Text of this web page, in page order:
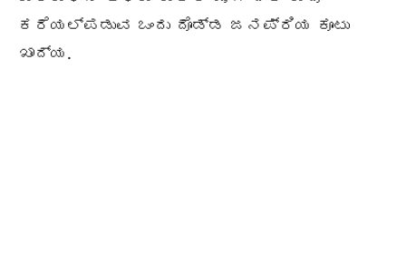
ಕರೆಯಲ್ಪಡುವ ಒಂದು ದೊಡ್ಡ ಜನಪ್ರಿಯ ಕೂಟು
ಖಾದ್ಯ.